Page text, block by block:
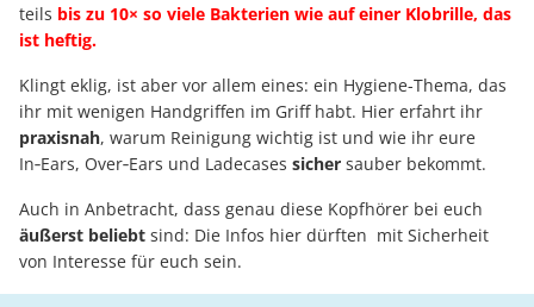
teils bis zu 10× so viele Bakterien wie auf einer Klobrille, das
ist heftig.
Klingt eklig, ist aber vor allem eines: ein Hygiene-Thema, das
ihr mit wenigen Handgriffen im Griff habt. Hier erfahrt ihr
praxisnah, warum Reinigung wichtig ist und wie ihr eure
In‑Ears, Over‑Ears und Ladecases sicher sauber bekommt.
Auch in Anbetracht, dass genau diese Kopfhörer bei euch
äußerst beliebt sind: Die Infos hier dürften mit Sicherheit
von Interesse für euch sein.